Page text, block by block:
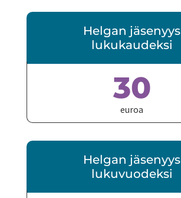
Helgan jäsenyys
lukukaudeksi
30
euroa
Helgan jäsenyys
lukuvuodeksi